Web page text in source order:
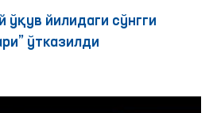
ўқув йилидаги сўнгги
ўтказилди